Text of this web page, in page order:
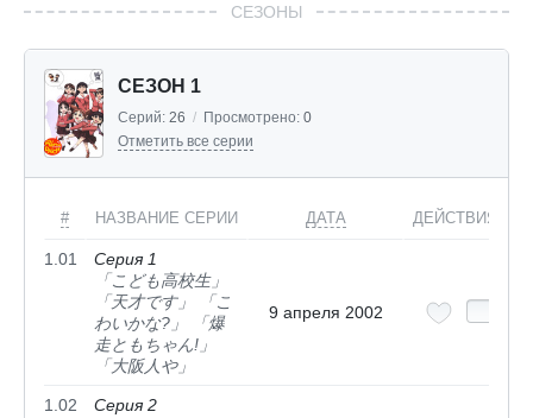
СЕЗОНЫ
СЕЗОН 1
Серий: 26 / Просмотрено: 0
Отметить все серии
# НАЗВАНИЕ СЕРИИ ДАТА ДЕЙСТВИЯ
1.01
Серия 1
「こども高校生」
「天才です」 「こ
わいかな?」 「爆
走ともちゃん!」
「大阪人や」
9 апреля 2002
1.02
Серия 2